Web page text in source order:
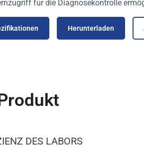
für die Diagnosekontrolle
Herunterladen
DES LABORS